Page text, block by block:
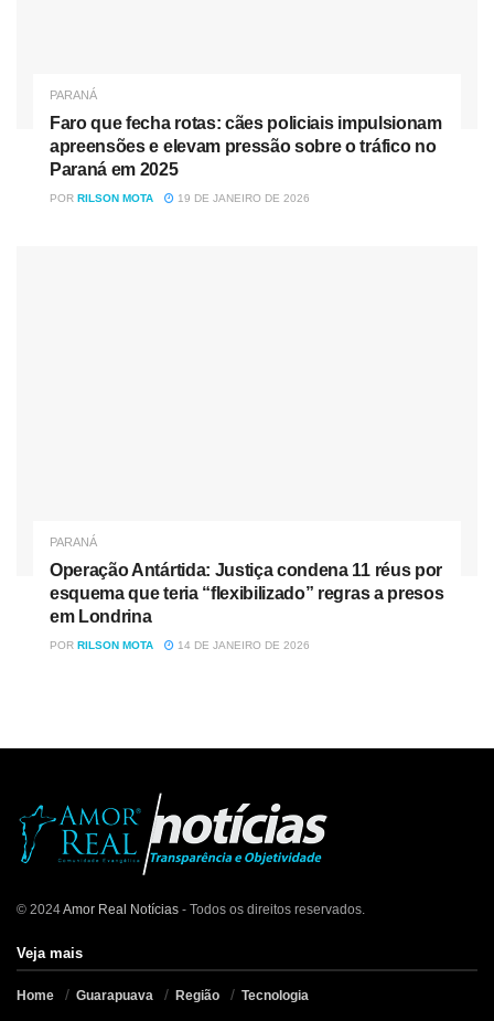
PARANÁ
Faro que fecha rotas: cães policiais impulsionam
apreensões e elevam pressão sobre o tráfico no
Paraná em 2025
POR RILSON MOTA 19 DE JANEIRO DE 2026
PARANÁ
Operação Antártida: Justiça condena 11 réus por
esquema que teria “flexibilizado” regras a presos
em Londrina
POR RILSON MOTA 14 DE JANEIRO DE 2026
© 2024Amor Real Notícias - Todos os direitos reservados.
Veja mais
Home Guarapuava Região Tecnologia